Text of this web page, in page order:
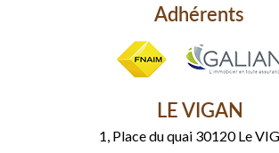
Adhérents
LE VIGAN
1, Place du quai 30120 Le